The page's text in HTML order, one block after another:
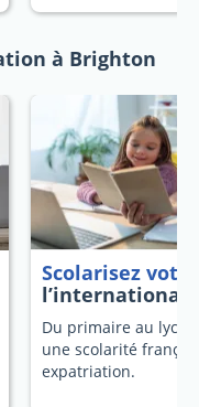
à Brighton
Scolarisez
l’international
Du primaire au
une scolarité
expatriation.